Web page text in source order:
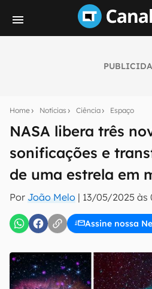
Home Notícias Ciência Espaço
NASA libera três
sonificações e
de uma estrela em
Por João Melo | 13/05/2025 às
Assine nossa
notícias e reviews sobre
mão.
E-mail
inscreva-
Uso e Política de Privacidade